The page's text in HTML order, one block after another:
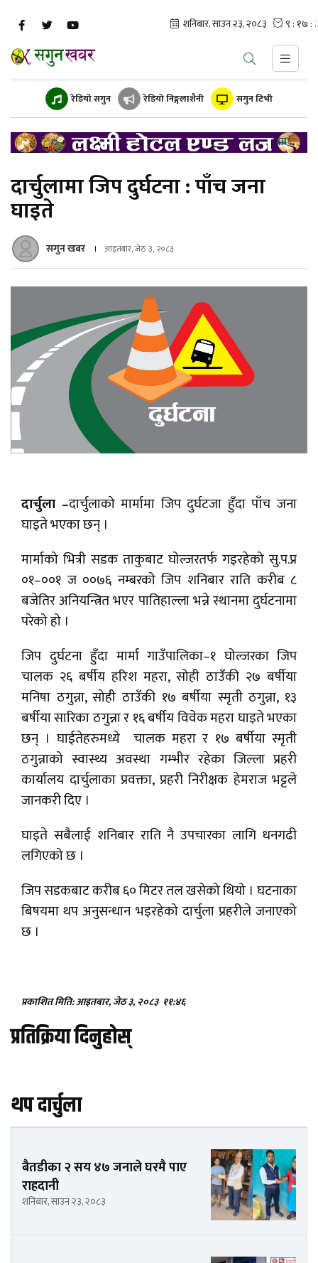
रेडियो सगुन रेडियो निङ्गलाशैनी सगुन टिभी
दार्चुलामा जिप दुर्घटना : पाँच जना
घाइते
सगुन खबर आइतबार, जेठ ३, २०८३
दार्चुला –दार्चुलाको मार्मामा जिप दुर्घटजा हुँदा पाँच जना
घाइते भएका छन् ।
मार्माको भित्री सडक ताकुबाट घोल्जरतर्फ गइरहेको सु.प.प्र
०१–००१ ज ००७६ नम्बरको जिप शनिबार राति करीब ८
बजेतिर अनियन्त्रित भएर पातिहाल्ला भन्ने स्थानमा दुर्घटनामा
परेको हो ।
जिप दुर्घटना हुँदा मार्मा गाउँपालिका–१ घोल्जरका जिप
चालक २६ बर्षीय हरिश महरा, सोही ठाउँकी २७ बर्षीया
मनिषा ठगुन्ना, सोही ठाउँकी १७ बर्षीया स्मृती ठगुन्ना, १३
बर्षीया सारिका ठगुन्ना र १६ बर्षीय विवेक महरा घाइते भएका
छन् । घाईतेहरुमध्ये चालक महरा र १७ बर्षीया स्मृती
ठगुन्नाको स्वास्थ्य अवस्था गम्भीर रहेका जिल्ला प्रहरी
कार्यालय दार्चुलाका प्रवक्ता, प्रहरी निरीक्षक हेमराज भट्टले
जानकरी दिए ।
घाइते सबैलाई शनिबार राति नै उपचारका लागि धनगढी
लगिएको छ ।
जिप सडकबाट करीब ६० मिटर तल खसेको थियो । घटनाका
बिषयमा थप अनुसन्धान भइरहेको दार्चुला प्रहरीले जनाएको
छ ।
प्रकाशित मिति: आइतबार, जेठ ३, २०८३ ११:४६
प्रतिक्रिया दिनुहोस्
थप दार्चुला
बैतडीका २ सय ४७ जनाले घरमै पाए
राहदानी
शनिबार, साउन २३, २०८३